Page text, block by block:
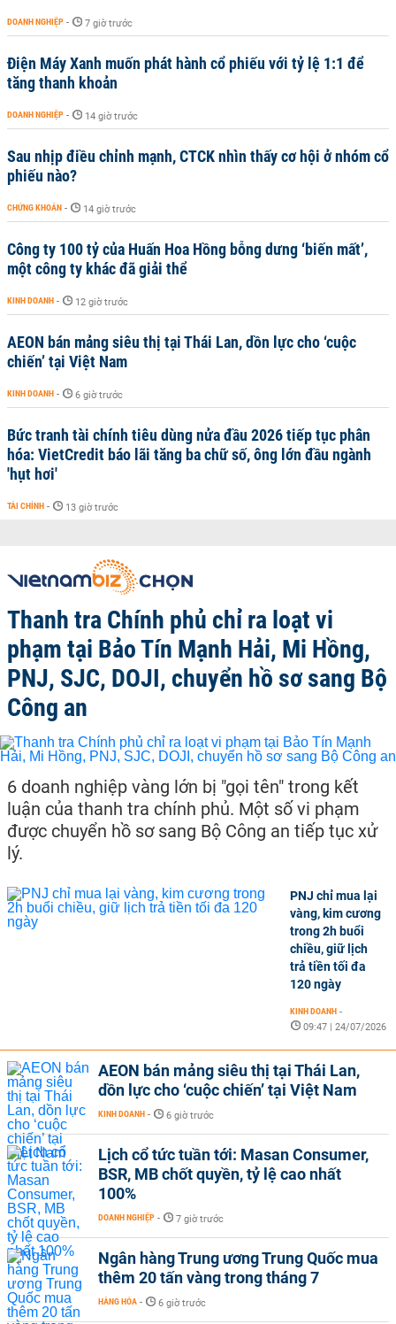
DOANH NGHIỆP - 7 giờ trước
Điện Máy Xanh muốn phát hành cổ phiếu với tỷ lệ 1:1 để
tăng thanh khoản
DOANH NGHIỆP - 14 giờ trước
Sau nhịp điều chỉnh mạnh, CTCK nhìn thấy cơ hội ở nhóm cổ
phiếu nào?
CHỨNG KHOÁN - 14 giờ trước
Công ty 100 tỷ của Huấn Hoa Hồng bỗng dưng ‘biến mất’,
một công ty khác đã giải thể
KINH DOANH - 12 giờ trước
AEON bán mảng siêu thị tại Thái Lan, dồn lực cho ‘cuộc
chiến’ tại Việt Nam
KINH DOANH - 6 giờ trước
Bức tranh tài chính tiêu dùng nửa đầu 2026 tiếp tục phân
hóa: VietCredit báo lãi tăng ba chữ số, ông lớn đầu ngành
'hụt hơi'
TÀI CHÍNH - 13 giờ trước
Thanh tra Chính phủ chỉ ra loạt vi
phạm tại Bảo Tín Mạnh Hải, Mi Hồng,
PNJ, SJC, DOJI, chuyển hồ sơ sang Bộ
Công an
6 doanh nghiệp vàng lớn bị "gọi tên" trong kết
luận của thanh tra chính phủ. Một số vi phạm
được chuyển hồ sơ sang Bộ Công an tiếp tục xử
lý.
PNJ chỉ mua lại
vàng, kim cương
trong 2h buổi
chiều, giữ lịch
trả tiền tối đa
120 ngày
KINH DOANH -
09:47 | 24/07/2026
AEON bán mảng siêu thị tại Thái Lan,
dồn lực cho ‘cuộc chiến’ tại Việt Nam
KINH DOANH - 6 giờ trước
Lịch cổ tức tuần tới: Masan Consumer,
BSR, MB chốt quyền, tỷ lệ cao nhất
100%
DOANH NGHIỆP - 7 giờ trước
Ngân hàng Trung ương Trung Quốc mua
thêm 20 tấn vàng trong tháng 7
HÀNG HÓA - 6 giờ trước